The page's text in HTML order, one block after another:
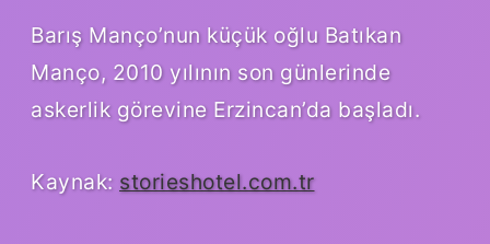
Barış Manço’nun küçük oğlu Batıkan
Manço, 2010 yılının son günlerinde
askerlik görevine Erzincan’da başladı.
Kaynak: storieshotel.com.tr